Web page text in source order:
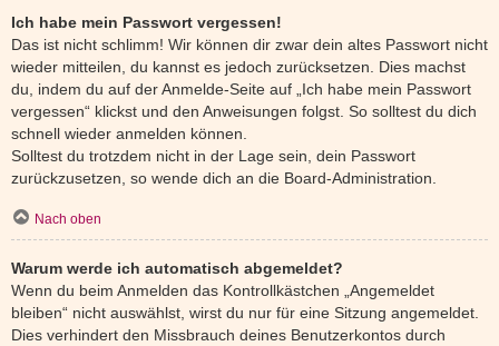
Ich habe mein Passwort vergessen!
Das ist nicht schlimm! Wir können dir zwar dein altes Passwort nicht
wieder mitteilen, du kannst es jedoch zurücksetzen. Dies machst
du, indem du auf der Anmelde-Seite auf „Ich habe mein Passwort
vergessen“ klickst und den Anweisungen folgst. So solltest du dich
schnell wieder anmelden können.
Solltest du trotzdem nicht in der Lage sein, dein Passwort
zurückzusetzen, so wende dich an die Board-Administration.
Nach oben
Warum werde ich automatisch abgemeldet?
Wenn du beim Anmelden das Kontrollkästchen „Angemeldet
bleiben“ nicht auswählst, wirst du nur für eine Sitzung angemeldet.
Dies verhindert den Missbrauch deines Benutzerkontos durch